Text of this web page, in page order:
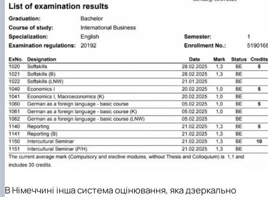
В Німеччині інша система оцінювання, яка дзеркально